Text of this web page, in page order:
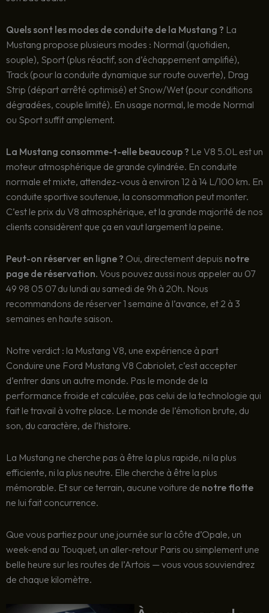
Quels sont les modes de conduite de la Mustang ? La
Mustang propose plusieurs modes : Normal (quotidien,
souple), Sport (plus réactif, son d’échappement amplifié),
Track (pour la conduite dynamique sur route ouverte), Drag
Strip (départ arrêté optimisé) et Snow/Wet (pour conditions
dégradées, couple limité). En usage normal, le mode Normal
ou Sport suffit amplement.
La Mustang consomme-t-elle beaucoup ? Le V8 5.0L est un
moteur atmosphérique de grande cylindrée. En conduite
normale et mixte, attendez-vous à environ 12 à 14 L/100 km. En
conduite sportive soutenue, la consommation peut monter.
C’est le prix du V8 atmosphérique, et la grande majorité de nos
clients considèrent que ça en vaut largement la peine.
Peut-on réserver en ligne ? Oui, directement depuis notre
page de réservation. Vous pouvez aussi nous appeler au 07
49 98 05 07 du lundi au samedi de 9h à 20h. Nous
recommandons de réserver 1 semaine à l’avance, et 2 à 3
semaines en haute saison.
Notre verdict : la Mustang V8, une expérience à part
Conduire une Ford Mustang V8 Cabriolet, c’est accepter
d’entrer dans un autre monde. Pas le monde de la
performance froide et calculée, pas celui de la technologie qui
fait le travail à votre place. Le monde de l’émotion brute, du
son, du caractère, de l’histoire.
La Mustang ne cherche pas à être la plus rapide, ni la plus
efficiente, ni la plus neutre. Elle cherche à être la plus
mémorable. Et sur ce terrain, aucune voiture de notre flotte
ne lui fait concurrence.
Que vous partiez pour une journée sur la côte d’Opale, un
week-end au Touquet, un aller-retour Paris ou simplement une
belle heure sur les routes de l’Artois — vous vous souviendrez
de chaque kilomètre.